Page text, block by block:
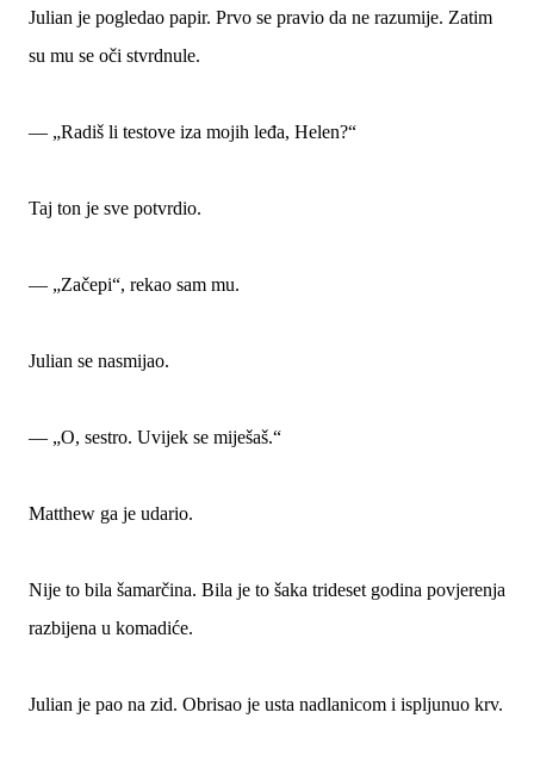
Julian je pogledao papir. Prvo se pravio da ne razumije. Zatim
su mu se oči stvrdnule.
— „Radiš li testove iza mojih leđa, Helen?“
Taj ton je sve potvrdio.
— „Začepi“, rekao sam mu.
Julian se nasmijao.
— „O, sestro. Uvijek se miješaš.“
Matthew ga je udario.
Nije to bila šamarčina. Bila je to šaka trideset godina povjerenja
razbijena u komadiće.
Julian je pao na zid. Obrisao je usta nadlanicom i ispljunuo krv.